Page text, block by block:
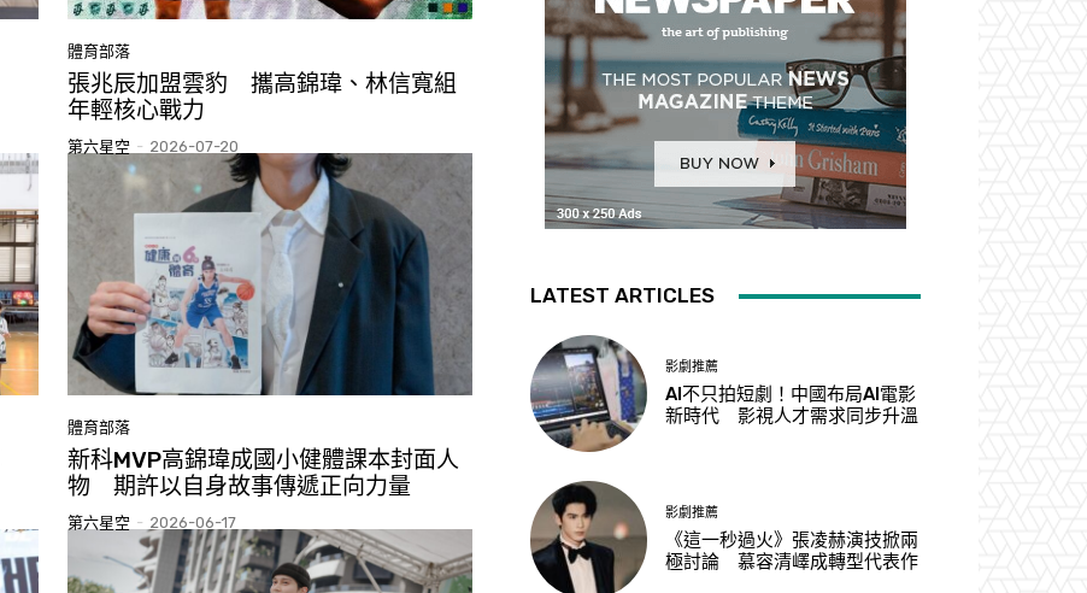
體育部落
張兆辰加盟雲豹 攜高錦瑋、林信寬組
年輕核心戰力
第六星空 - 2026-07-20
體育部落
新科MVP高錦瑋成國小健體課本封面人
物 期許以自身故事傳遞正向力量
第六星空 - 2026-06-17
LATEST ARTICLES
影劇推薦
AI不只拍短劇！中國布局AI電影
新時代 影視人才需求同步升溫
影劇推薦
《這一秒過火》張凌赫演技掀兩
極討論 慕容清嶧成轉型代表作